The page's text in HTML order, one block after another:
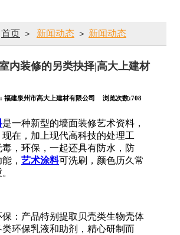
首页 > 新闻动态 > 新闻动态
内装修的另类抉择|高大上建材
福建泉州市高大上建材有限公司 浏览次数:708
是一种新型的墙面装修艺术资料，
在，加上现代高科技的处理工
，环保，一起还具有防水，防
， 艺术涂料可洗刷，颜色历久常
：产品特别提取贝壳类生物壳体
环保乳液和助剂，精心研制而